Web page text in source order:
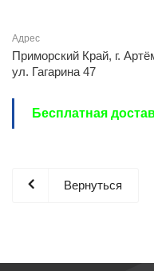
Адрес
Приморский Край, г.
ул. Гагарина 47
Бесплатная
Вернуться